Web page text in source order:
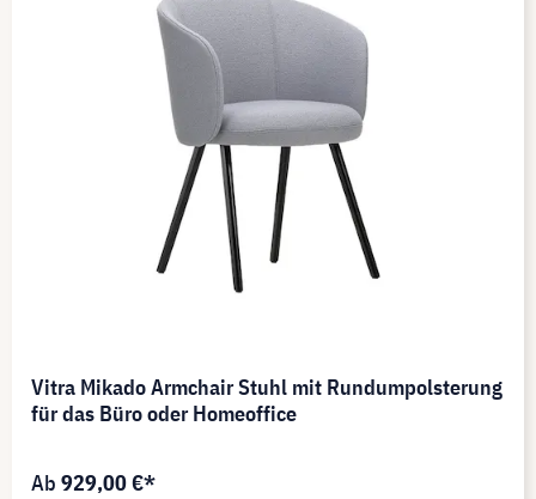
Vitra Mikado Armchair Stuhl mit Rundumpolsterung
für das Büro oder Homeoffice
Ab 929,00 €*